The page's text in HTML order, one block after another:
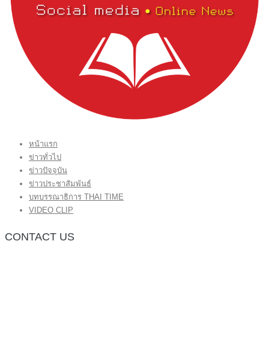
หน้าแรก
ข่าวทั่วไป
ข่าวปัจจุบัน
ข่าวประชาสัมพันธ์
บทบรรณาธิการ THAI TIME
VIDEO CLIP
CONTACT US